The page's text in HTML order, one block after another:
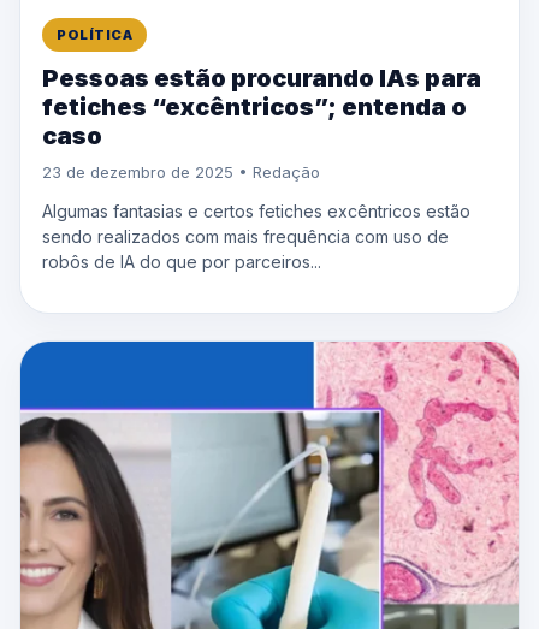
POLÍTICA
Pessoas estão procurando IAs para
fetiches “excêntricos”; entenda o
caso
23 de dezembro de 2025 • Redação
Algumas fantasias e certos fetiches excêntricos estão
sendo realizados com mais frequência com uso de
robôs de IA do que por parceiros...